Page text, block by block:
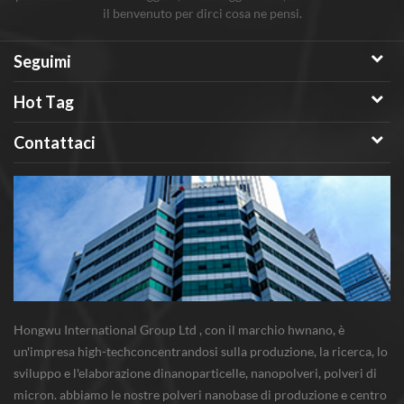
il benvenuto per dirci cosa ne pensi.
Seguimi
Hot Tag
Contattaci
Hongwu International Group Ltd , con il marchio hwnano, è
un'impresa high-techconcentrandosi sulla produzione, la ricerca, lo
sviluppo e l'elaborazione dinanoparticelle, nanopolveri, polveri di
micron. abbiamo le nostre polveri nanobase di produzione e centro